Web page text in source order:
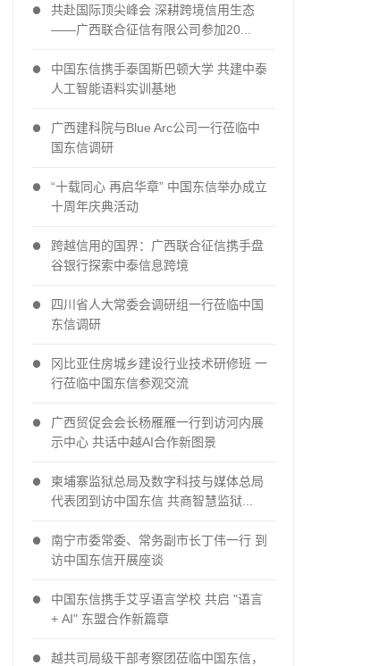
共赴国际顶尖峰会 深耕跨境信用生态
——广西联合征信有限公司参加20...
中国东信携手泰国斯巴顿大学 共建中泰
人工智能语料实训基地
广西建科院与Blue Arc公司一行莅临中
国东信调研
“十载同心 再启华章” 中国东信举办成立
十周年庆典活动
跨越信用的国界：广西联合征信携手盘
谷银行探索中泰信息跨境
四川省人大常委会调研组一行莅临中国
东信调研
冈比亚住房城乡建设行业技术研修班 一
行莅临中国东信参观交流
广西贸促会会长杨雁雁一行到访河内展
示中心 共话中越AI合作新图景
柬埔寨监狱总局及数字科技与媒体总局
代表团到访中国东信 共商智慧监狱...
南宁市委常委、常务副市长丁伟一行 到
访中国东信开展座谈
中国东信携手艾孚语言学校 共启 "语言
+ AI" 东盟合作新篇章
越共司局级干部考察团莅临中国东信，